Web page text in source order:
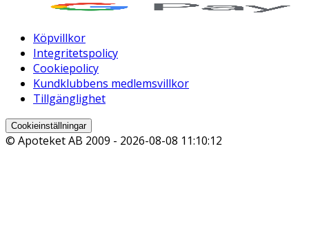
Köpvillkor
Integritetspolicy
Cookiepolicy
Kundklubbens medlemsvillkor
Tillgänglighet
Cookieinställningar
© Apoteket AB 2009 - 2026-08-08 11:10:12